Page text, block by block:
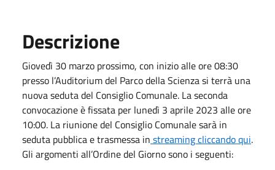
Descrizione
Giovedì 30 marzo prossimo, con inizio alle ore 08:30
presso l’Auditorium del Parco della Scienza si terrà una
nuova seduta del Consiglio Comunale. La seconda
convocazione è fissata per lunedì 3 aprile 2023 alle ore
10:00. La riunione del Consiglio Comunale sarà in
seduta pubblica e trasmessa in streaming cliccando qui.
Gli argomenti all’Ordine del Giorno sono i seguenti: